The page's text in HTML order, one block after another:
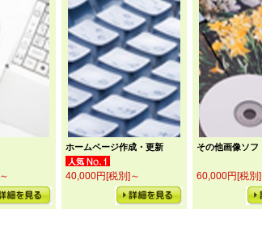
ホームページ作成・更新
40,000円[税別]～
その他画像ソフ
60,000円[税別]